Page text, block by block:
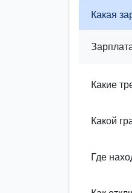
Какая
Какие
Какой
Где